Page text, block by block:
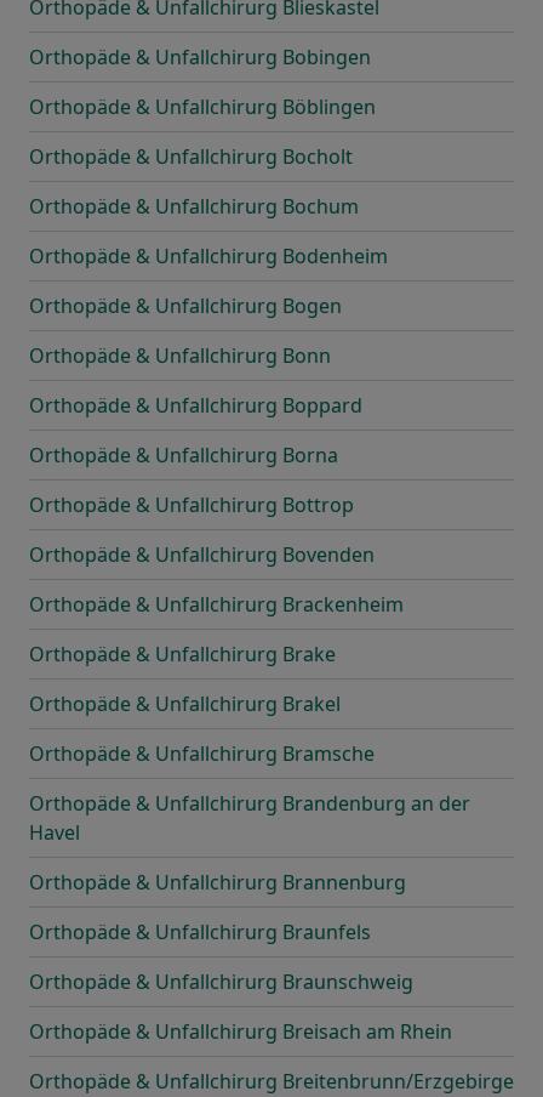
Orthopäde & Unfallchirurg Blieskastel
Orthopäde & Unfallchirurg Bobingen
Orthopäde & Unfallchirurg Böblingen
Orthopäde & Unfallchirurg Bocholt
Orthopäde & Unfallchirurg Bochum
Orthopäde & Unfallchirurg Bodenheim
Orthopäde & Unfallchirurg Bogen
Orthopäde & Unfallchirurg Bonn
Orthopäde & Unfallchirurg Boppard
Orthopäde & Unfallchirurg Borna
Orthopäde & Unfallchirurg Bottrop
Orthopäde & Unfallchirurg Bovenden
Orthopäde & Unfallchirurg Brackenheim
Orthopäde & Unfallchirurg Brake
Orthopäde & Unfallchirurg Brakel
Orthopäde & Unfallchirurg Bramsche
Orthopäde & Unfallchirurg Brandenburg an der
Havel
Orthopäde & Unfallchirurg Brannenburg
Orthopäde & Unfallchirurg Braunfels
Orthopäde & Unfallchirurg Braunschweig
Orthopäde & Unfallchirurg Breisach am Rhein
Orthopäde & Unfallchirurg Breitenbrunn/Erzgebirge